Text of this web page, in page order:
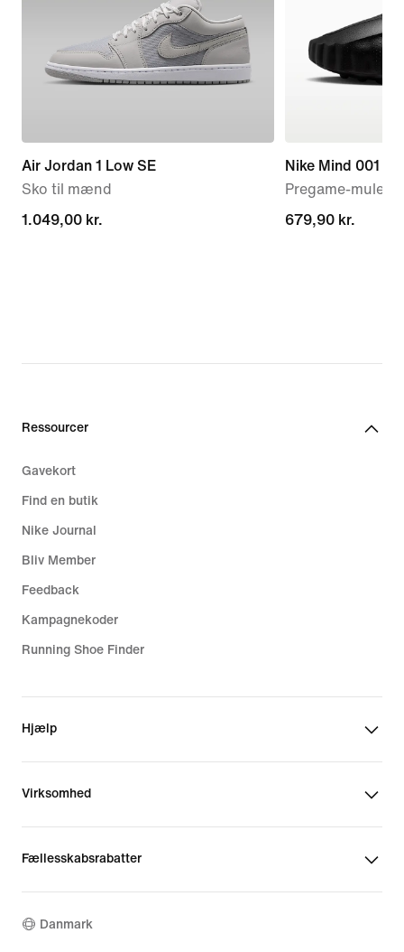
Air Jordan 1 Low SE
Sko til mænd
1.049,00 kr.
1.049,00 kr.
Nike Mind 001
Pregame-mules
679,90 kr.
679,90 kr.
Ressourcer
Gavekort
Find en butik
Nike Journal
Bliv Member
Feedback
Kampagnekoder
Running Shoe Finder
Hjælp
Virksomhed
Fællesskabsrabatter
Danmark